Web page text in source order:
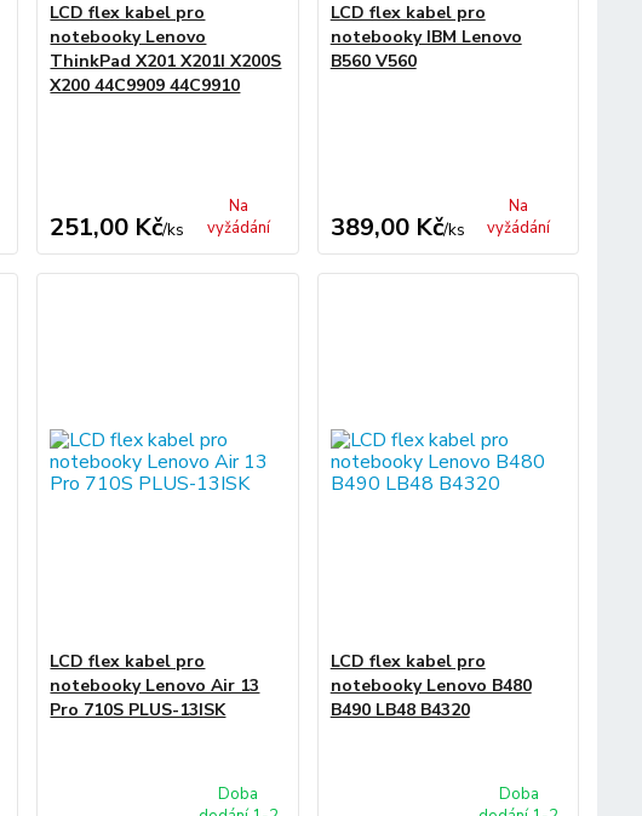
LCD flex kabel pro
notebooky Lenovo
ThinkPad X201 X201I X200S
X200 44C9909 44C9910
251,00 Kč/ks
Na
vyžádání
LCD flex kabel pro
notebooky IBM Lenovo
B560 V560
389,00 Kč/ks
Na
vyžádání
LCD flex kabel pro
notebooky Lenovo Air 13
Pro 710S PLUS-13ISK
Doba
LCD flex kabel pro
notebooky Lenovo B480
B490 LB48 B4320
Doba